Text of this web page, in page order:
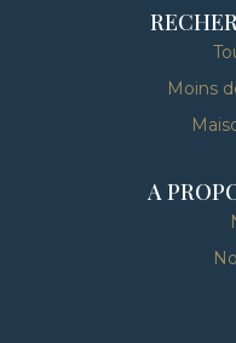
Moins
A